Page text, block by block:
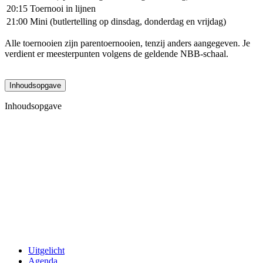
20:15 Toernooi in lijnen
21:00 Mini (butlertelling op dinsdag, donderdag en vrijdag)
Alle toernooien zijn parentoernooien, tenzij anders aangegeven. Je
verdient er meesterpunten volgens de geldende NBB-schaal.
Inhoudsopgave
Inhoudsopgave
Uitgelicht